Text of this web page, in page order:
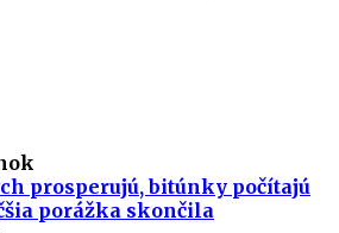
prosperujú, bitúnky počítajú
porážka skončila